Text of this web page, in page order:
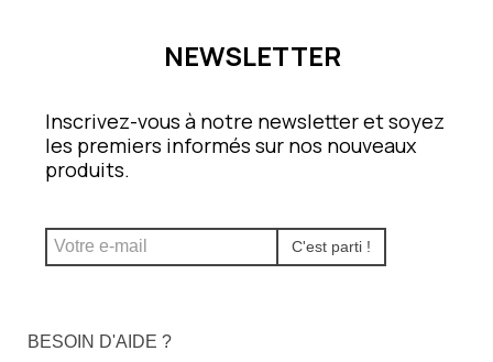
NEWSLETTER
Inscrivez-vous à notre newsletter et soyez
les premiers informés sur nos nouveaux
produits.
C'est parti !
BESOIN D'AIDE ?